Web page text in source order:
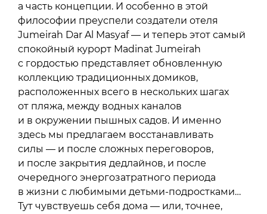
а часть концепции. И особенно в этой
философии преуспели создатели отеля
Jumeirah Dar Al Masyaf — и теперь этот самый
спокойный курорт Madinat Jumeirah
с гордостью представляет обновленную
коллекцию традиционных домиков,
расположенных всего в нескольких шагах
от пляжа, между водных каналов
и в окружении пышных садов. И именно
здесь мы предлагаем восстанавливать
силы — и после сложных переговоров,
и после закрытия дедлайнов, и после
очередного энергозатратного периода
в жизни с любимыми детьми-подростками…
Тут чувствуешь себя дома — или, точнее,